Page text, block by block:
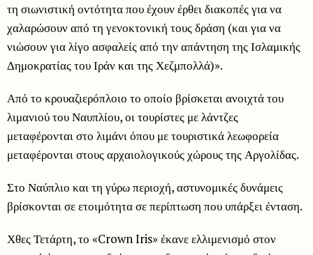
τη σιωνιστική οντότητα που έχουν έρθει διακοπές για να
χαλαρώσουν από τη γενοκτονική τους δράση (και για να
νιώσουν για λίγο ασφαλείς από την απάντηση της Ισλαμικής
Δημοκρατίας του Ιράν και της Χεζμπολλά)».
Από το κρουαζιερόπλοιο το οποίο βρίσκεται ανοιχτά του
λιμανιού του Ναυπλίου, οι τουρίστες με λάντζες
μεταφέρονται στο λιμάνι όπου με τουριστικά λεωφορεία
μεταφέρονται στους αρχαιολογικούς χώρους της Αργολίδας.
Στο Ναύπλιο και τη γύρω περιοχή, αστυνομικές δυνάμεις
βρίσκονται σε ετοιμότητα σε περίπτωση που υπάρξει ένταση.
Χθες Τετάρτη, το «Crown Iris» έκανε ελλιμενισμό στον